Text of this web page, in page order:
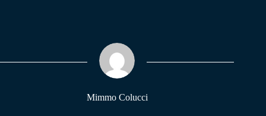
pp m
Mimmo Colucci